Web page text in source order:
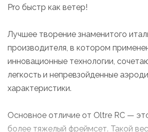
Pro быстр как ветер!
Лучшее творение знаменитого
производителя, в котором
инновационные технологии,
легкость и непревзойденные
характеристики.
Основное отличие от Oltre RC —
более тяжелый фреймсет. Такой